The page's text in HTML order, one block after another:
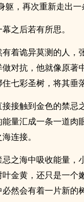
躯，再次重新走出
之后若有所思。
着诡异莫测的人，
对抗，他就像原著
七彩圣树，将其垂
接触到金色的禁忌
量汇成一条一道肉
连接。
之海中吸收能量，
金黄，还只是一个
然会有着一片新的